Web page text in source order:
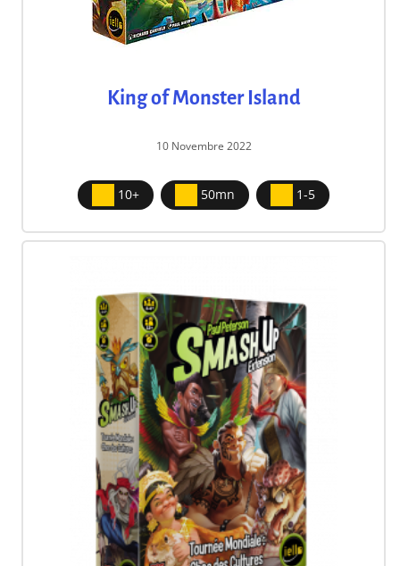
King of Monster Island
10 Novembre 2022
10+ 50mn 1-5